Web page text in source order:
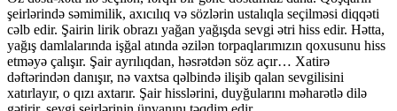
şeirlərində səmimilik, axıcılıq və sözlərin ustalıqla seçilməsi diqqəti
cəlb edir. Şairin lirik obrazı yağan yağışda sevgi ətri hiss edir. Hətta,
yağış damlalarında işğal atında əzilən torpaqlarımızın qoxusunu hiss
etməyə çalışır. Şair ayrılıqdan, həsrətdən söz açır… Xatirə
dəftərindən danışır, nə vaxtsa qəlbində ilişib qalan sevgilisini
xatırlayır, o qızı axtarır. Şair hisslərini, duyğularını məharətlə dilə